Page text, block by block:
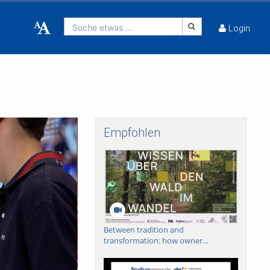
Suche etwas ... Login
Empfohlen
Between tradition and
transformation: how owner...